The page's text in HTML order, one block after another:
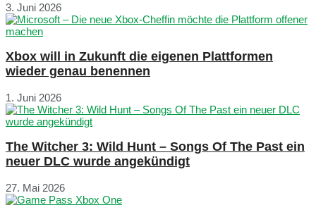
3. Juni 2026
Xbox will in Zukunft die eigenen Plattformen
wieder genau benennen
1. Juni 2026
The Witcher 3: Wild Hunt – Songs Of The Past ein
neuer DLC wurde angekündigt
27. Mai 2026